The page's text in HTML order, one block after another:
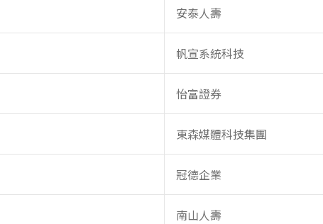
安泰人壽
帆宣系統科技
怡富證券
東森媒體科技集團
冠德企業
南山人壽